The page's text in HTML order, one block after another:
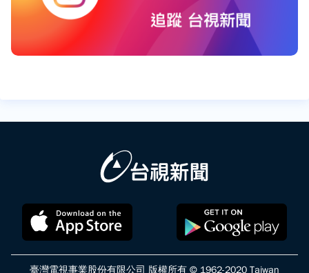
臺灣電視事業股份有限公司 版權所有 © 1962-2020 Taiwan